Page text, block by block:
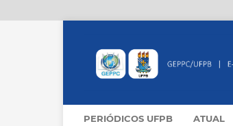
PERIÓDICOS UFPB ATUAL